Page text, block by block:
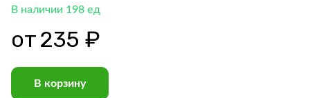
В наличии 198 ед
от235 ₽
В корзину